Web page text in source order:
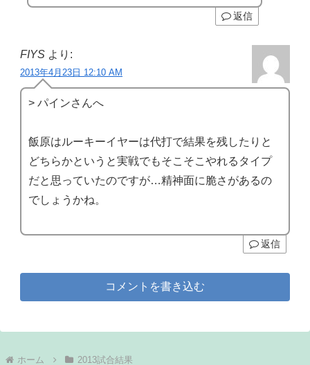
返信
FIYS より:
2013年4月23日 12:10 AM
> パインさんへ
飯原はルーキーイヤーは代打で結果を残したりと
どちらかというと実戦でもそこそこやれるタイプ
だと思っていたのですが…精神面に脆さがあるの
でしょうかね。
返信
コメントを書き込む
ホーム 2013試合結果